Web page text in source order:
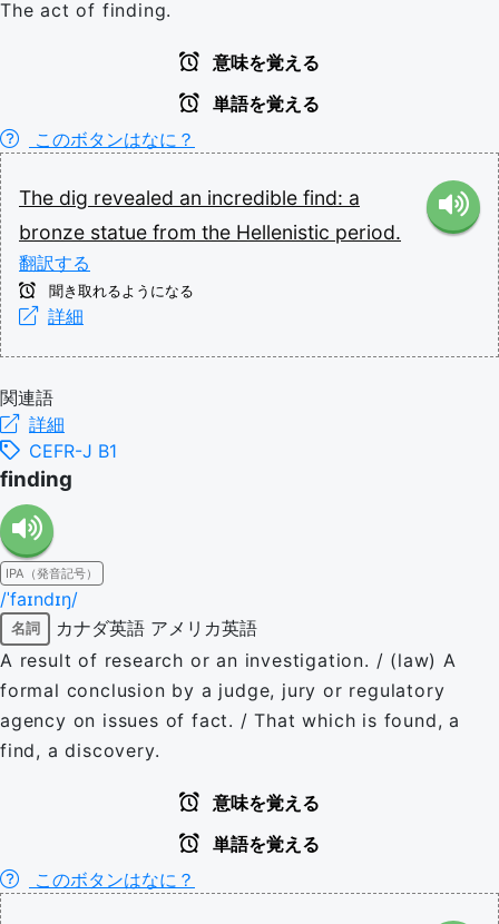
The act of finding.
意味を覚える
単語を覚える
このボタンはなに？
The dig revealed an incredible find: a
bronze statue from the Hellenistic period.
翻訳する
聞き取れるようになる
詳細
関連語
詳細
CEFR-J B1
finding
IPA（発音記号）
/ˈfaɪndɪŋ/
名詞 カナダ英語 アメリカ英語
A result of research or an investigation. / (law) A
formal conclusion by a judge, jury or regulatory
agency on issues of fact. / That which is found, a
find, a discovery.
意味を覚える
単語を覚える
このボタンはなに？